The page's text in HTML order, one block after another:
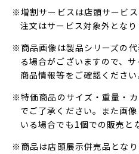
※増割サービスは店頭サービ
注文はサービス対象外となり
※商品画像は製品シリーズの
る場合がございますので、
商品情報等をご確認ください
※特価商品のサイズ・重量・
でご了承ください。また画
いる場合でも1個での販売と
※商品は店頭展示併売品となり